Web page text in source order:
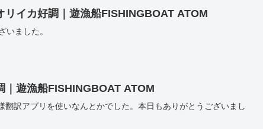
イカ好調｜遊漁船FISHINGBOAT ATOM
いました。
遊漁船FISHINGBOAT ATOM
訳アプリを使いなんとかでした。本日もありがとうございまし